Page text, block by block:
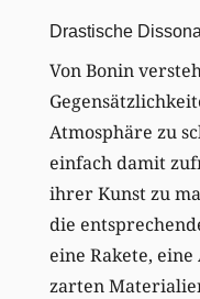
Drastische
Von Bonin
Atmosphäre zu
einfach damit
ihrer Kunst zu
die
eine Rakete,
zarten